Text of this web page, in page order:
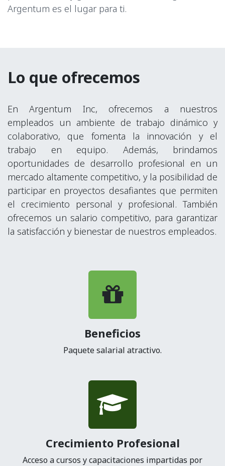
Argentum es el lugar para ti.
Lo que ofrecemos
En Argentum Inc, ofrecemos a nuestros
empleados un ambiente de trabajo dinámico y
colaborativo, que fomenta la innovación y el
trabajo en equipo. Además, brindamos
oportunidades de desarrollo profesional en un
mercado altamente competitivo, y la posibilidad de
participar en proyectos desafiantes que permiten
el crecimiento personal y profesional. También
ofrecemos un salario competitivo, para garantizar
la satisfacción y bienestar de nuestros empleados.
Beneficios
Paquete salarial atractivo.
Crecimiento Profesional
Acceso a cursos y capacitaciones impartidas por